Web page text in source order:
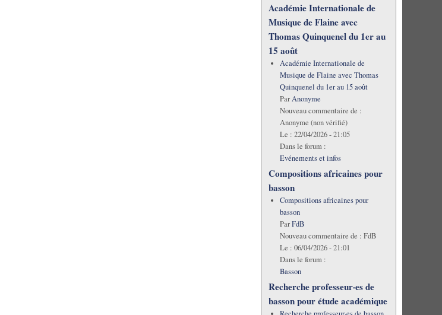
Académie Internationale de
Musique de Flaine avec
Thomas Quinquenel du 1er au
15 août
Académie Internationale de
Musique de Flaine avec Thomas
Quinquenel du 1er au 15 août
ParAnonyme
Nouveau commentaire de :
Anonyme (non vérifié)
Le : 22/04/2026 - 21:05
Dans le forum :
Evénements et infos
Compositions africaines pour
basson
Compositions africaines pour
basson
ParFdB
Nouveau commentaire de : FdB
Le : 06/04/2026 - 21:01
Dans le forum :
Basson
Recherche professeur·es de
basson pour étude académique